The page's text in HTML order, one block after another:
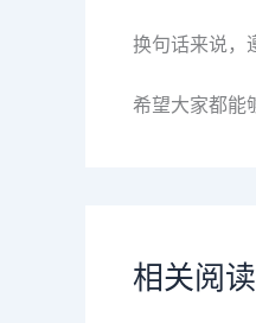
换句话来说，
希望大家都能
相关阅读